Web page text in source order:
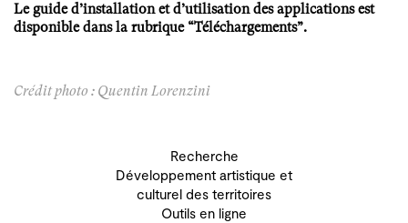
Le guide d’installation et d’utilisation des applications est
disponible dans la rubrique “Téléchargements”.
Crédit photo : Quentin Lorenzini
Recherche
Développement artistique et
culturel des territoires
Outils en ligne